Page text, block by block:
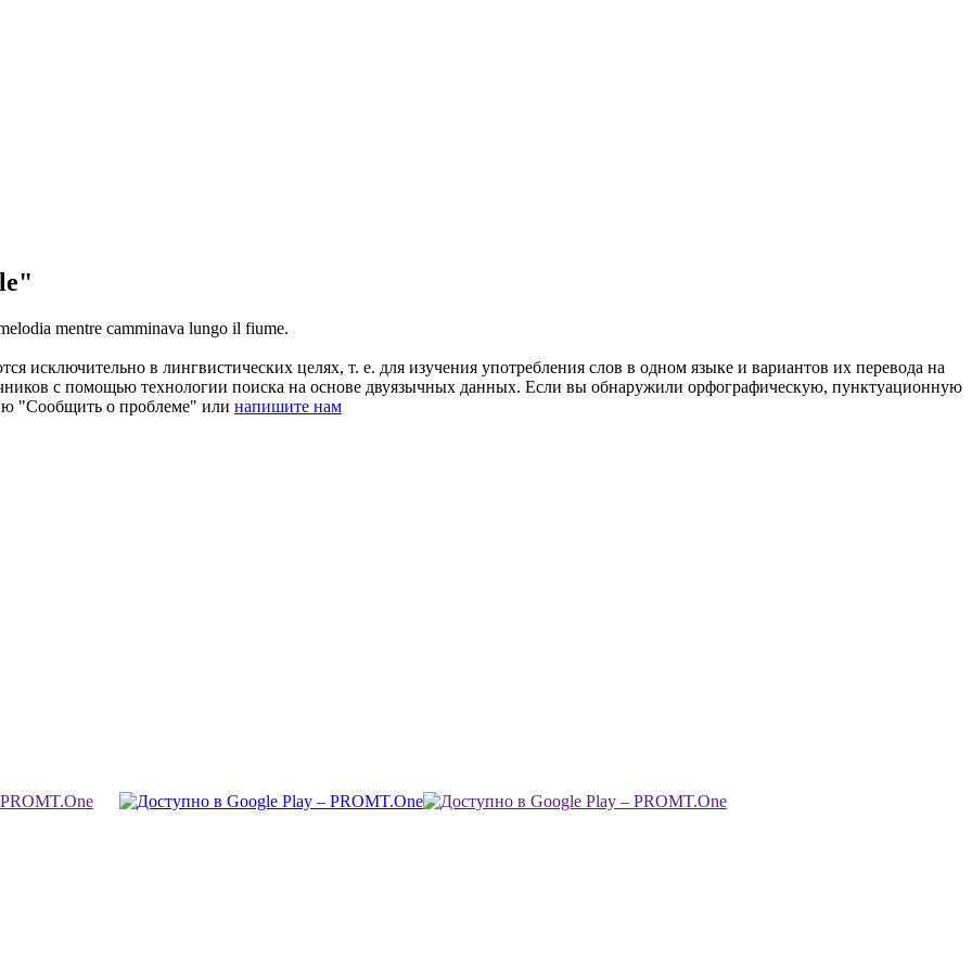
mentre camminava lungo il fiume.
исключительно в лингвистических целях, т. е. для изучения употребления слов в одном языке и вариантов их перевода на
с помощью технологии поиска на основе двуязычных данных. Если вы обнаружили орфографическую, пунктуационную
"Сообщить о проблеме" или напишите нам